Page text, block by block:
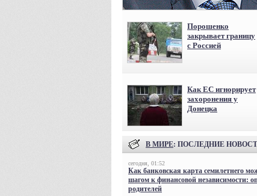
Порошенко
закрывает границу
с Россией
Как ЕС игнорирует
захоронения у
Донецка
В МИРЕ: ПОСЛЕДНИЕ
сегодня, 01:52
Как банковская карта семилетнего
шагом к финансовой независимости:
родителей